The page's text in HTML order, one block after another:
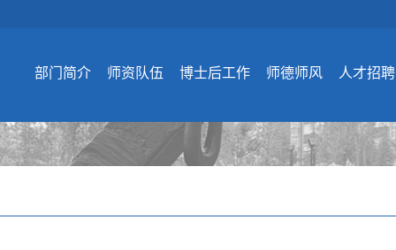
部门简介 师资队伍 博士后工作 师德师风 人才招聘